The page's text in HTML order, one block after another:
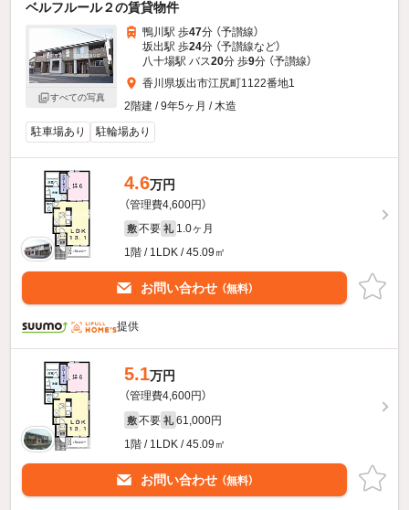
ベルフルール２の賃貸物件
すべての写真
鴨川駅 歩47分 （予讃線）
坂出駅 歩24分 （予讃線など）
八十場駅 バス20分 歩9分 （予讃線）
香川県坂出市江尻町1122番地1
2階建 / 9年5ヶ月 / 木造
駐車場あり
駐輪場あり
4.6万円
（管理費4,600円）
敷 不要 礼 1.0ヶ月
1階 / 1LDK / 45.09㎡
お問い合わせ （無料）
提供
5.1万円
（管理費4,600円）
敷 不要 礼 61,000円
1階 / 1LDK / 45.09㎡
お問い合わせ （無料）